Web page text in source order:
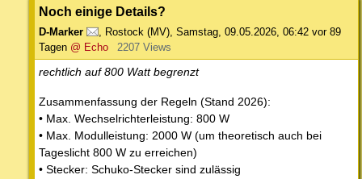
Noch einige Details?
D-Marker , Rostock (MV), Samstag, 09.05.2026, 06:42 vor 89
Tagen @ Echo 2207 Views
rechtlich auf 800 Watt begrenzt
Zusammenfassung der Regeln (Stand 2026):
• Max. Wechselrichterleistung: 800 W
• Max. Modulleistung: 2000 W (um theoretisch auch bei
Tageslicht 800 W zu erreichen)
• Stecker: Schuko-Stecker sind zulässig